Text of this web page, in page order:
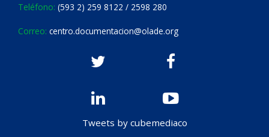
Teléfono: (593 2) 259 8122 / 2598 280
Correo: centro.documentacion@olade.org
Tweets by cubemediaco